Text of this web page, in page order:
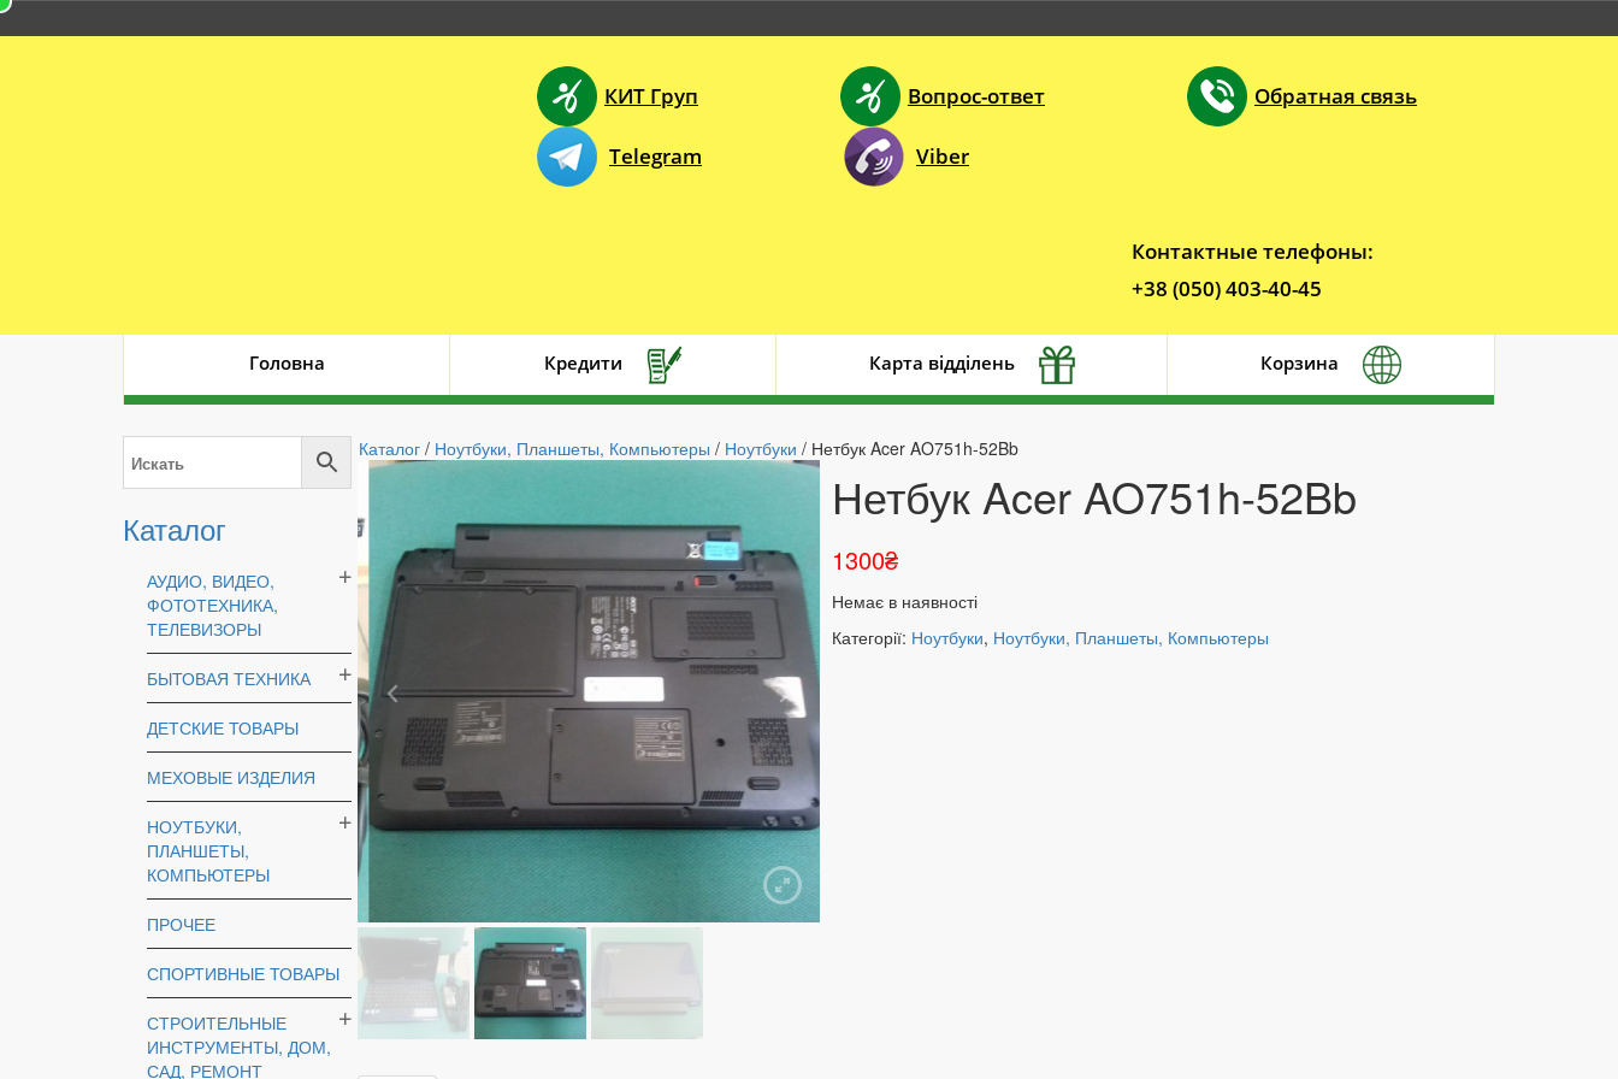
КИТ Груп Вопрос-ответ Обратная связь
Telegram Viber
Контактные телефоны:
+38 (050) 403-40-45
Головна Кредити Карта відділень Корзина
Каталог
АУДИО, ВИДЕО,
ФОТОТЕХНИКА,
ТЕЛЕВИЗОРЫ
БЫТОВАЯ ТЕХНИКА
ДЕТСКИЕ ТОВАРЫ
МЕХОВЫЕ ИЗДЕЛИЯ
НОУТБУКИ,
ПЛАНШЕТЫ,
КОМПЬЮТЕРЫ
ПРОЧЕЕ
СПОРТИВНЫЕ ТОВАРЫ
СТРОИТЕЛЬНЫЕ
ИНСТРУМЕНТЫ, ДОМ,
САД, РЕМОНТ
Каталог / Ноутбуки, Планшеты, Компьютеры / Ноутбуки / Нетбук Acer AO751h-52Bb
Нетбук Acer AO751h-52Bb
1300₴
Немає в наявності
Категорії: Ноутбуки, Ноутбуки, Планшеты, Компьютеры